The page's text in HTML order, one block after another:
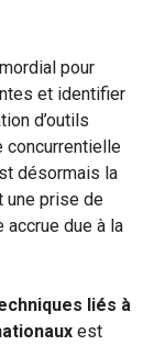
pour
et identifier
d’outils
concurrentielle
désormais la
une prise de
accrue due à la
liés à
est